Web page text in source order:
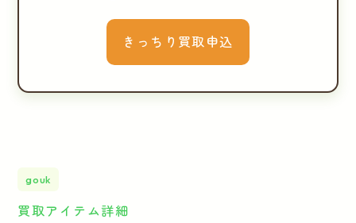
きっちり買取申込
gouk
買取アイテム詳細